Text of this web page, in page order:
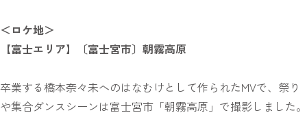
＜ロケ地＞
【富士エリア】〔富士宮市〕朝霧高原
卒業する橋本奈々未へのはなむけとして作られたMVで、祭り
や集合ダンスシーンは富士宮市「朝霧高原」で撮影しました。